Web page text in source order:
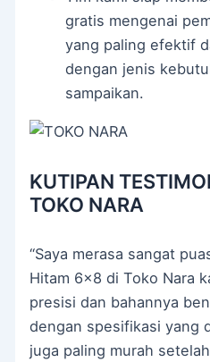
gratis mengenai
yang paling efektif
dengan jenis
sampaikan.
KUTIPAN
TOKO NARA
“Saya merasa sangat
Hitam 6×8 di Toko Nara
presisi dan bahannya
dengan spesifikasi yang
juga paling murah